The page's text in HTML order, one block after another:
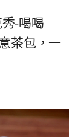
-喝喝
茶包，一